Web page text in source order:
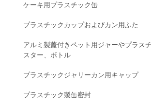
ケーキ用プラスチック缶
プラスチックカップおよびカン用ふた
アルミ製蓋付きペット用ジャーやプラス
スター、ボトル
プラスチックジャリーカン用キャップ
プラスチック製缶密封